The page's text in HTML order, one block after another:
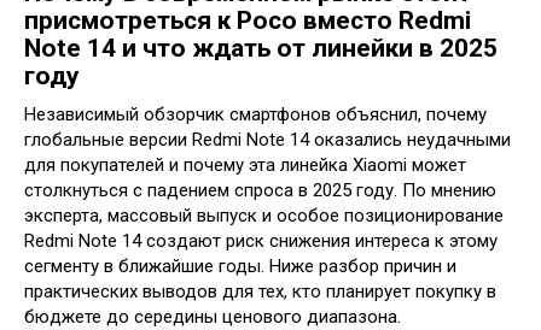
присмотреться к Poco вместо Redmi
Note 14 и что ждать от линейки в 2025
году
Независимый обзорчик смартфонов объяснил, почему
глобальные версии Redmi Note 14 оказались неудачными
для покупателей и почему эта линейка Xiaomi может
столкнуться с падением спроса в 2025 году. По мнению
эксперта, массовый выпуск и особое позиционирование
Redmi Note 14 создают риск снижения интереса к этому
сегменту в ближайшие годы. Ниже разбор причин и
практических выводов для тех, кто планирует покупку в
бюджете до середины ценового диапазона.